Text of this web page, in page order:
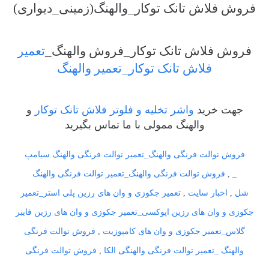
فروش فلاش تانک توکار_والهنگ(زمینی_دیواری)
فروش فلاش تانک توکار_فروش والهنگ_ تعمیر
فلاش تانک توکار_تعمیر والهنگ
جهت خرید واشر تخلیه و فلوتر فلاش تانک توکار و
والهنگ ممولی با ما تماس بگیرید
فروش توالت فرنگی والهنگ_تعمیر توالت فرنگی والهنگ سیامپ
فروش توالت فرنگی والهنگ_تعمیر توالت فرنگی والهنگ
شل اخبار سایت تعمیر جکوزی و وان های رزین پلی استر_تعمیر
جکوزی و وان های رزین اپوکسی_تعمیر جکوزی و وان های رزین فایبر
گلاس_تعمیر جکوزی و وان های کامپوزیت فروش توالت فرنگی
والهنگ _تعمیر توالت فرنگی والهنگی الکا فروش توالت فرنگی